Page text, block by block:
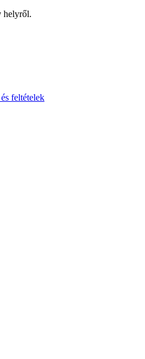
helyről.
feltételek